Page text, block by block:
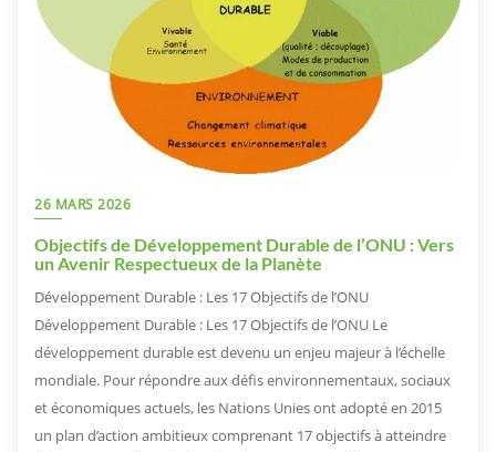
26 MARS 2026
Objectifs de Développement Durable de l’ONU : Vers
un Avenir Respectueux de la Planète
Développement Durable : Les 17 Objectifs de l’ONU
Développement Durable : Les 17 Objectifs de l’ONU Le
développement durable est devenu un enjeu majeur à l’échelle
mondiale. Pour répondre aux défis environnementaux, sociaux
et économiques actuels, les Nations Unies ont adopté en 2015
un plan d’action ambitieux comprenant 17 objectifs à atteindre